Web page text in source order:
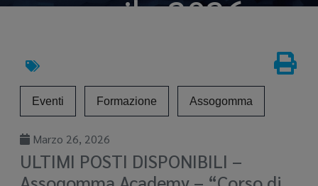
aprile 2026
Eventi Formazione Assogomma
Marzo 26, 2026
ULTIMI POSTI DISPONIBILI –